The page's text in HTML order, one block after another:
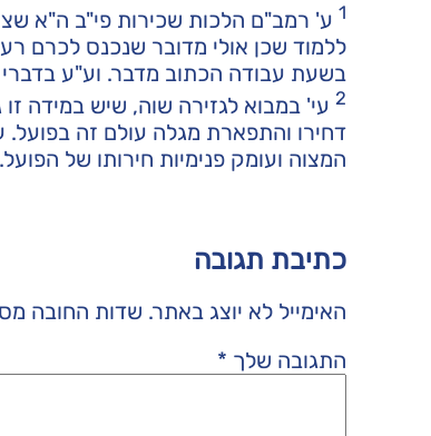
1 ע' רמב"ם הלכות שכירות פי"ב ה"א
ללמוד שכן אולי מדובר שנכנס לכרם
בשעת עבודה הכתוב מדבר. וע"ע בדברי
2עי' במבוא לגזירה שוה, שיש במידה
דחירו והתפארת מגלה עולם זה בפועל.
המצוה ועומק פנימיות חירותו של הפועל.
כתיבת תגובה
האימייל לא יוצג באתר. שדות החובה
התגובה שלך *